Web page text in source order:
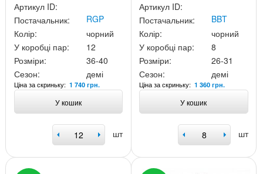
Артикул ID:
Постачальник:
RGP
Колір:
чорний
У коробці пар:
12
Розміри:
36-40
Сезон:
демі
Ціна за скриньку: 1 740 грн.
У кошик
шт
Артикул ID:
Постачальник:
BBT
Колір:
чорний
У коробці пар:
8
Розміри:
26-31
Сезон:
демі
Ціна за скриньку:1 360 грн.
У кошик
шт